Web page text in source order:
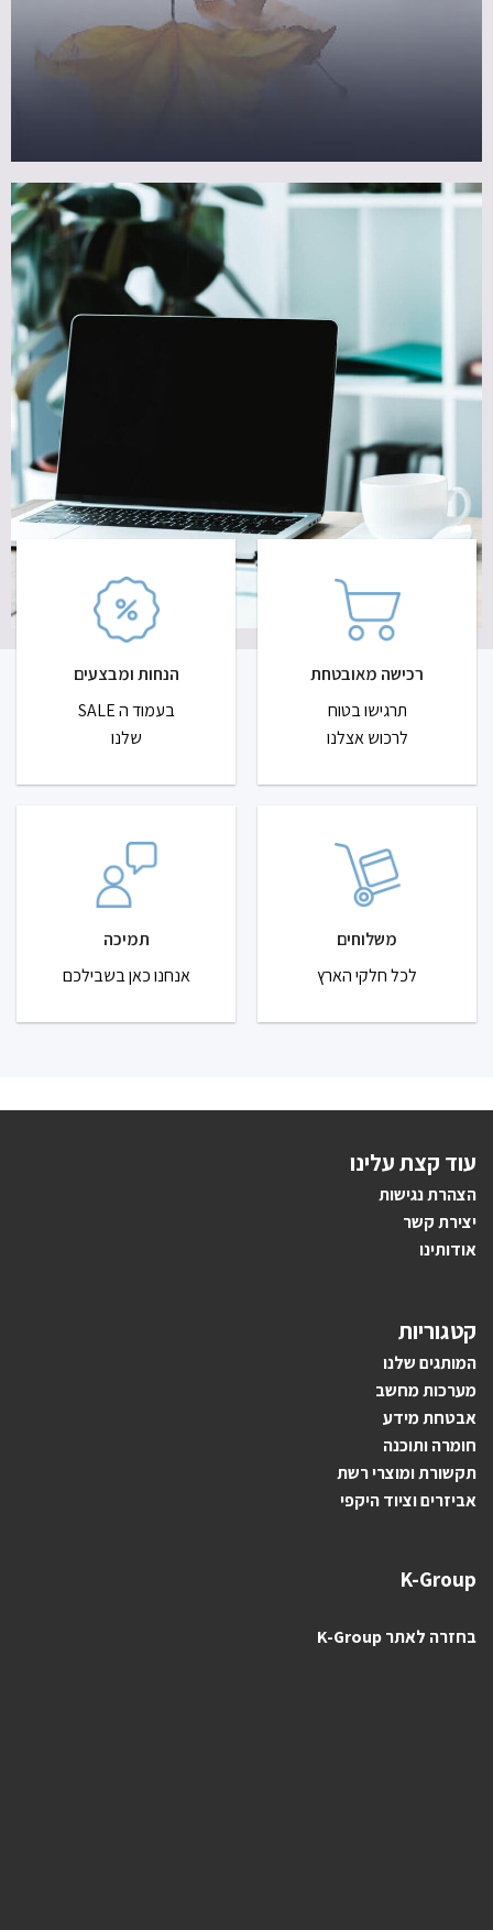
רכישה מאובטחת
תרגישו בטוח
לרכוש אצלנו
הנחות ומבצעים
בעמוד ה SALE
שלנו
משלוחים
לכל חלקי הארץ
תמיכה
אנחנו כאן בשבילכם
עוד קצת עלינו
הצהרת נגישות
יצירת קשר
אודותינו
קטגוריות
המותגים שלנו
מערכות מחשב
אבטחת מידע
חומרה ותוכנה
תקשורת ומוצרי רשת
אביזרים וציוד היקפי
K-Group
בחזרה לאתר K-Group